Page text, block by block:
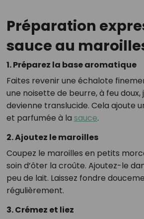
Préparation
sauce au
1. Préparez la base aromatique
Faites revenir une échalote
une noisette de beurre, à feu doux,
devienne translucide. Cela ajoute
et parfumée à la sauce.
2. Ajoutez le maroilles
Coupez le maroilles en petits
soin d’ôter la croûte. Ajoutez-le
peu de lait. Laissez fondre
régulièrement.
3. Crémez et liez